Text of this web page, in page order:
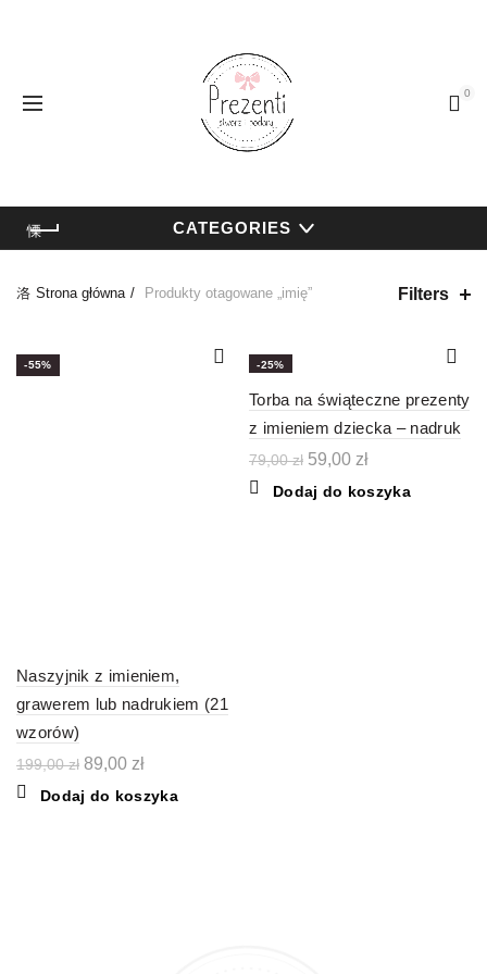
0
CATEGORIES
Strona główna Produkty otagowane „imię” Filters
-55%
Naszyjnik z imieniem,
grawerem lub nadrukiem (21
wzorów)
199,00zł Pierwotna
wynosiła:
89,00 złAktualna
wynosi:
Dodaj do koszyka
-25%
Torba na świąteczne prezenty
z imieniem dziecka – nadruk
79,00zł Pierwotna
wynosiła:
59,00 złAktualna
wynosi:
Dodaj do koszyka